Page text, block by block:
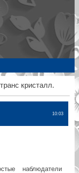
кристалл.
10:03
наблюдатели